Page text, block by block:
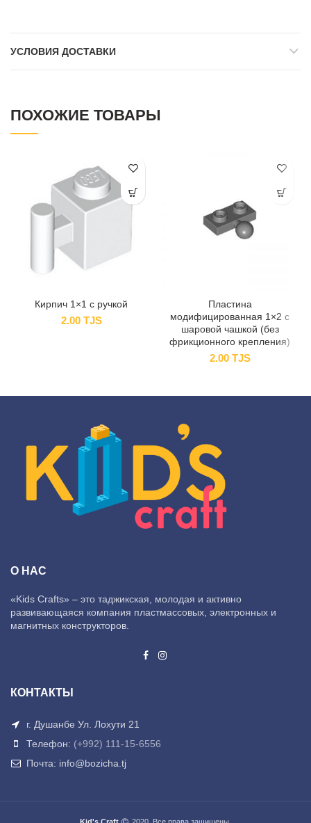
УСЛОВИЯ ДОСТАВКИ
ПОХОЖИЕ ТОВАРЫ
Кирпич 1×1 с ручкой
2.00 TJS
Пластина
модифицированная 1×2 с
шаровой чашкой (без
фрикционного крепления)
2.00 TJS
О НАС
«Kids Crafts» – это таджикская, молодая и активно
развивающаяся компания пластмассовых, электронных и
магнитных конструкторов.
КОНТАКТЫ
г. Душанбе Ул. Лохути 21
Телефон: (+992) 111-15-6556
Почта: info@bozicha.tj